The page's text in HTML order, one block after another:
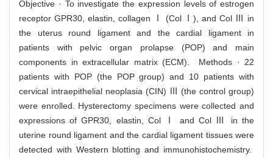
Objective · To investigate the expression levels of estrogen
receptor GPR30, elastin, collagen Ⅰ (Col Ⅰ), and Col Ⅲ in
the uterus round ligament and the cardial ligament in
patients with pelvic organ prolapse (POP) and main
components in extracellular matrix (ECM). Methods · 22
patients with POP (the POP group) and 10 patients with
cervical intraepithelial neoplasia (CIN) Ⅲ (the control group)
were enrolled. Hysterectomy specimens were collected and
expressions of GPR30, elastin, Col Ⅰ and Col Ⅲ in the
uterine round ligament and the cardial ligament tissues were
detected with Western blotting and immunohistochemistry.